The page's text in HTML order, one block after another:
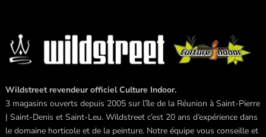
Wildstreet revendeur officiel Culture Indoor.
3 magasins ouverts depuis 2005 sur l’île de la Réunion à Saint-Pierre
| Saint-Denis et Saint-Leu. Wildstreet c’est 20 ans d’expérience dans
le domaine horticole et de la peinture. Notre équipe vous conseille et